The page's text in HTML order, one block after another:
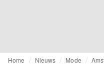
Home Nieuws Mode